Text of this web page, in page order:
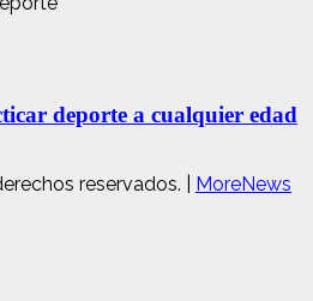
deporte a cualquier edad
reservados.
MoreNews